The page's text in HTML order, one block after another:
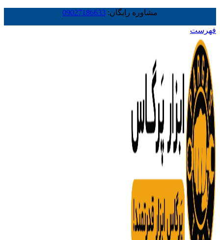
مشاوره رایگان: 09027186633
فهرست